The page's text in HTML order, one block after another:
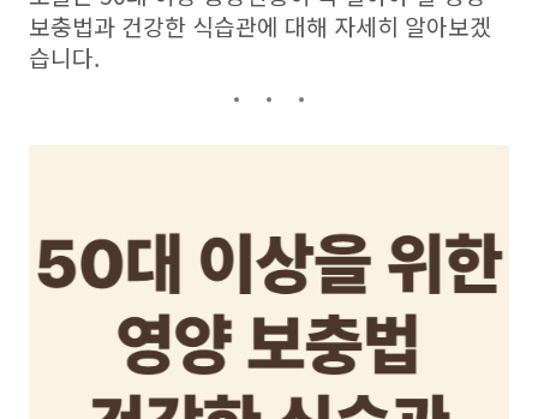
보충법과 건강한 식습관에 대해 자세히 알아보겠
습니다.